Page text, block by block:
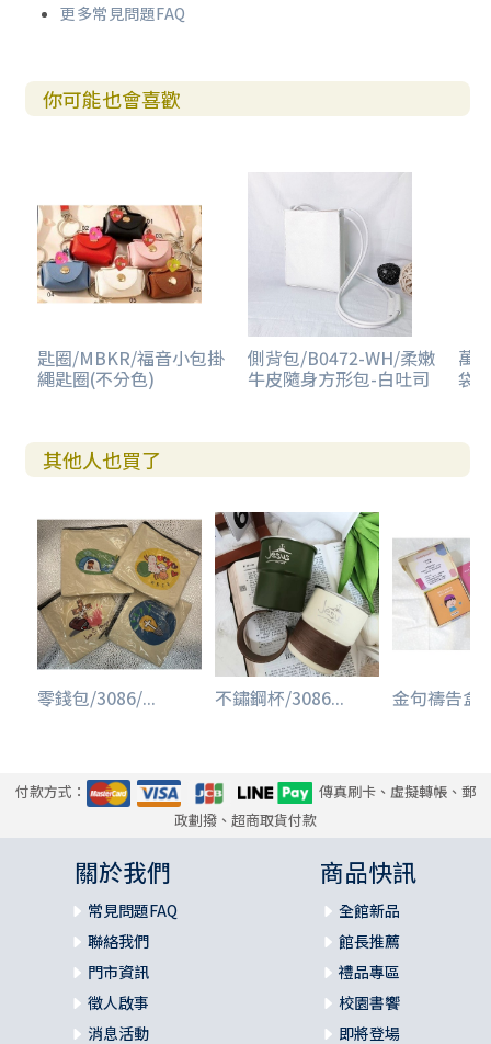
更多常見問題FAQ
你可能也會喜歡
匙圈/MBKR/福音小包掛
繩匙圈(不分色)
側背包/B0472-WH/柔嫩
牛皮隨身方形包-白吐司
萬
袋-
其他人也買了
零錢包/3086/... 不鏽鋼杯/3086... 金句禱告盒
付款方式：
傳真刷卡、虛擬轉帳、郵
政劃撥、超商取貨付款
關於我們
常見問題FAQ
聯絡我們
門市資訊
徵人啟事
消息活動
商品快訊
全館新品
館長推薦
禮品專區
校園書饗
即將登場